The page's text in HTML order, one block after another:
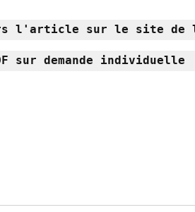
l'article sur le site
sur demande